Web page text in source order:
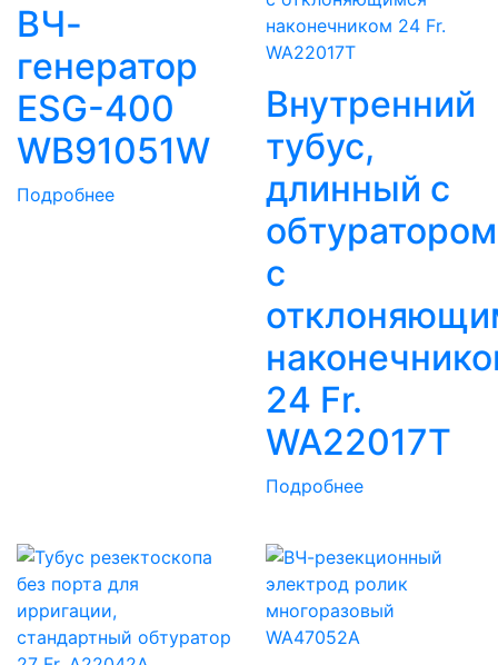
ВЧ-
генератор
ESG-400
WB91051W
Подробнее
Внутренний
тубус,
длинный с
обтуратором
с
24 Fr.
WA22017T
Подробнее